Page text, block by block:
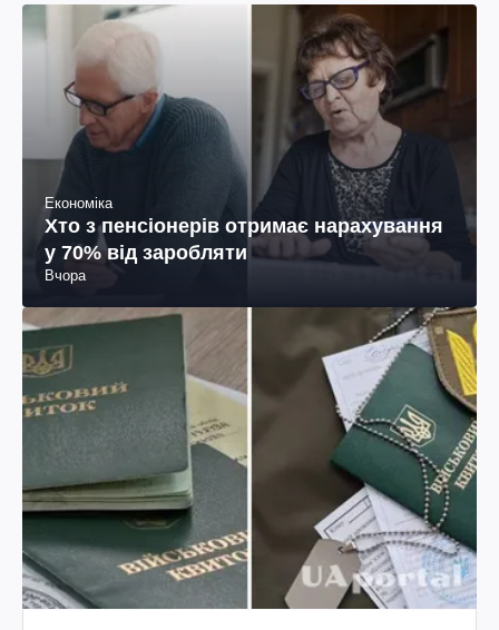
Економіка
Хто з пенсіонерів отримає нарахування
у 70% від заробляти
Вчора